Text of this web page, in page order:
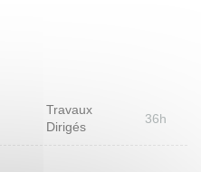
Travaux
Dirigés
36h